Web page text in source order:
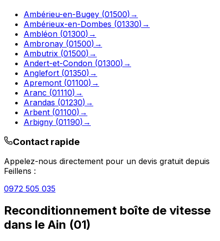
Ambérieu-en-Bugey (01500) →
Ambérieux-en-Dombes (01330) →
Ambléon (01300) →
Ambronay (01500) →
Ambutrix (01500) →
Andert-et-Condon (01300) →
Anglefort (01350) →
Apremont (01100) →
Aranc (01110) →
Arandas (01230) →
Arbent (01100) →
Arbigny (01190) →
Contact rapide
Appelez-nous directement pour un devis gratuit depuis
Feillens :
0972 505 035
Reconditionnement boîte de vitesse
dans le Ain (01)